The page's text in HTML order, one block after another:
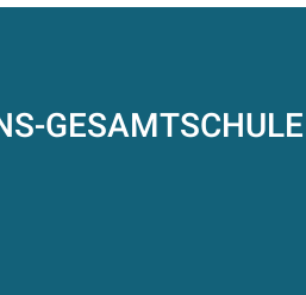
GESAMTSCHULE